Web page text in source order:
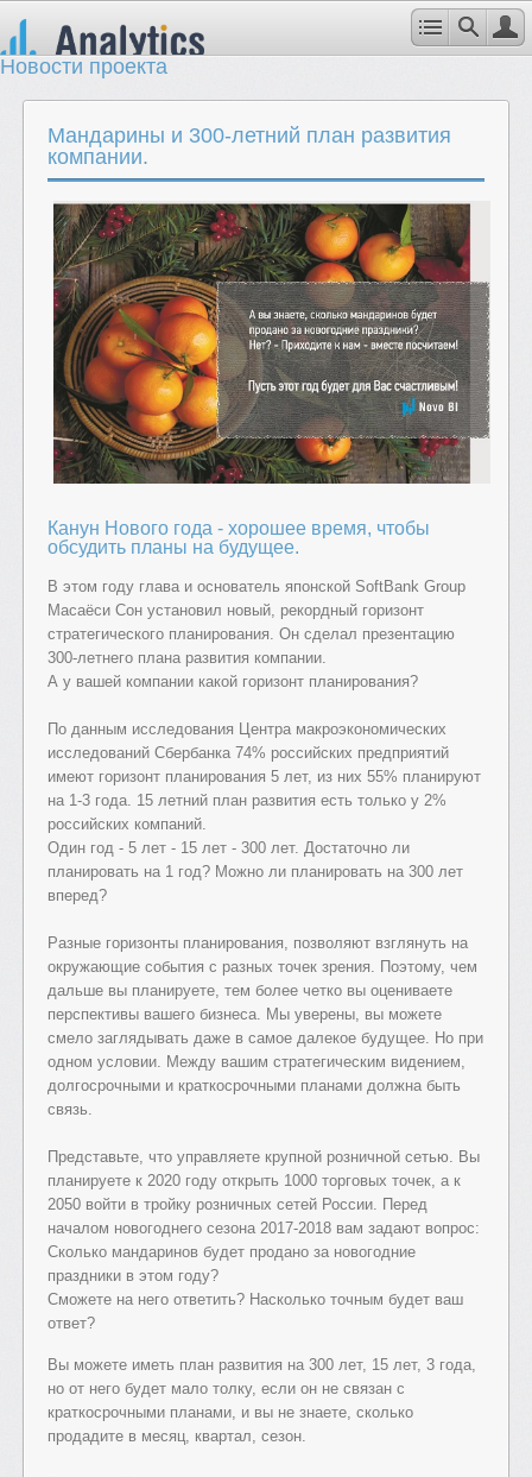
Новости проекта
Мандарины и 300-летний план развития
компании.
Канун Нового года - хорошее время, чтобы
обсудить планы на будущее.
В этом году глава и основатель японской SoftBank Group
Масаёси Сон установил новый, рекордный горизонт
стратегического планирования. Он сделал презентацию
300-летнего плана развития компании.
А у вашей компании какой горизонт планирования?
По данным исследования Центра макроэкономических
исследований Сбербанка 74% российских предприятий
имеют горизонт планирования 5 лет, из них 55% планируют
на 1-3 года. 15 летний план развития есть только у 2%
российских компаний.
Один год - 5 лет - 15 лет - 300 лет. Достаточно ли
планировать на 1 год? Можно ли планировать на 300 лет
вперед?
Разные горизонты планирования, позволяют взглянуть на
окружающие события с разных точек зрения. Поэтому, чем
дальше вы планируете, тем более четко вы оцениваете
перспективы вашего бизнеса. Мы уверены, вы можете
смело заглядывать даже в самое далекое будущее. Но при
одном условии. Между вашим стратегическим видением,
долгосрочными и краткосрочными планами должна быть
связь.
Представьте, что управляете крупной розничной сетью. Вы
планируете к 2020 году открыть 1000 торговых точек, а к
2050 войти в тройку розничных сетей России. Перед
началом новогоднего сезона 2017-2018 вам задают вопрос:
Сколько мандаринов будет продано за новогодние
праздники в этом году?
Сможете на него ответить? Насколько точным будет ваш
ответ?
Вы можете иметь план развития на 300 лет, 15 лет, 3 года,
но от него будет мало толку, если он не связан с
краткосрочными планами, и вы не знаете, сколько
продадите в месяц, квартал, сезон.